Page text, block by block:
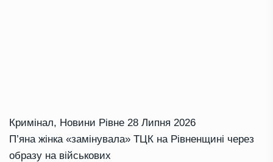
Кримінал, Новини Рівне 28 Липня 2026
П’яна жінка «замінувала» ТЦК на Рівненщині через
образу на військових